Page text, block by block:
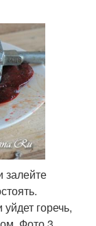
залейте
горечь,